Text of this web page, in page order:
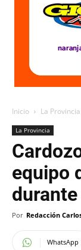
Inicio La Provincia
La Provincia
equipo
Por Redacción
WhatsApp